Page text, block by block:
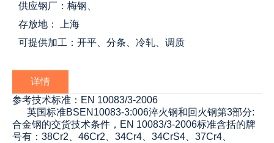
供应钢厂：梅钢、
存放地： 上海
可提供加工：开平、分条、冷轧、调质
详情
参考技术标准：EN 10083/3-2006
英国标准BSEN10083-3:006淬火钢和回火钢第3部分:
合金钢的交货技术条件， EN 10083/3-2006标准含括的牌
号有：38Cr2、46Cr2、34Cr4、34CrS4、37Cr4、